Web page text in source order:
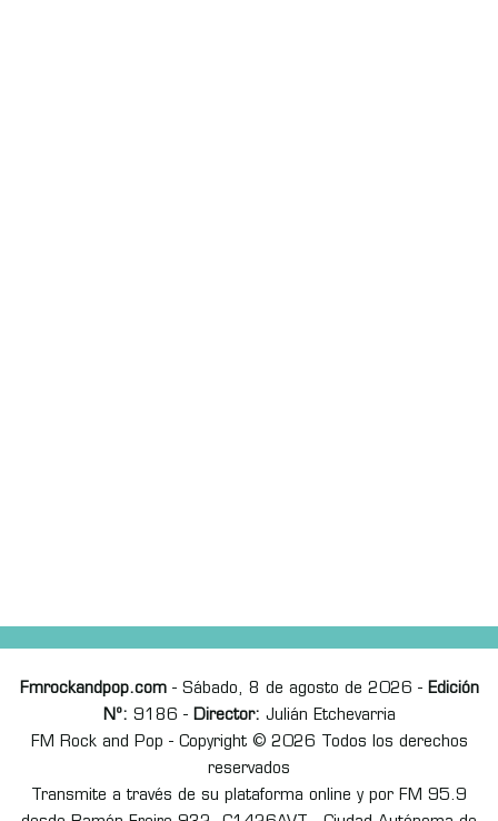
Fmrockandpop.com- Sábado, 8 de agosto de 2026 - Edición
Nº: 9186 - Director: Julián Etchevarria
FM Rock and Pop - Copyright © 2026 Todos los derechos
reservados
Transmite a través de su plataforma online y por FM 95.9